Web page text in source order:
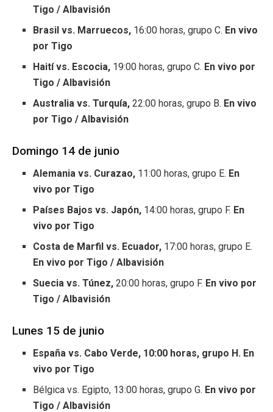
Tigo / Albavisión
Brasil vs. Marruecos, 16:00 horas, grupo C. En vivo
por Tigo
Haití vs. Escocia, 19:00 horas, grupo C. En vivo por
Tigo / Albavisión
Australia vs. Turquía, 22:00 horas, grupo B. En vivo
por Tigo / Albavisión
Domingo 14 de junio
Alemania vs. Curazao, 11:00 horas, grupo E. En
vivo por Tigo
Países Bajos vs. Japón, 14:00 horas, grupo F. En
vivo por Tigo
Costa de Marfil vs. Ecuador, 17:00 horas, grupo E.
En vivo por Tigo / Albavisión
Suecia vs. Túnez, 20:00 horas, grupo F. En vivo por
Tigo / Albavisión
Lunes 15 de junio
España vs. Cabo Verde, 10:00 horas, grupo H. En
vivo por Tigo
Bélgica vs. Egipto, 13:00 horas, grupo G. En vivo por
Tigo / Albavisión